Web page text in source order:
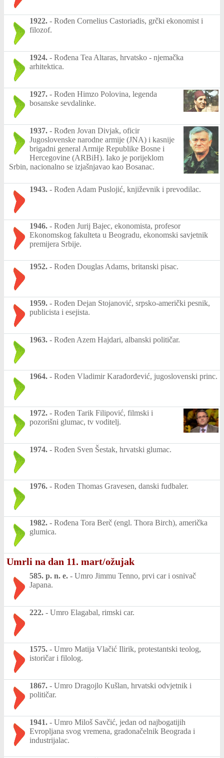
1922. - Rođen Cornelius Castoriadis, grčki ekonomist i
filozof.
1924. - Rođena Tea Altaras, hrvatsko - njemačka
arhitektica.
1927. - Rođen Himzo Polovina, legenda
bosanske sevdalinke.
1937. - Rođen Jovan Divjak, oficir
Jugoslovenske narodne armije (JNA) i kasnije
brigadni general Armije Republike Bosne i
Hercegovine (ARBiH). Iako je porijeklom
Srbin, nacionalno se izjašnjavao kao Bosanac.
1943. - Rođen Adam Puslojić, književnik i prevodilac.
1946. - Rođen Jurij Bajec, ekonomista, profesor
Ekonomskog fakulteta u Beogradu, ekonomski savjetnik
premijera Srbije.
1952. - Rođen Douglas Adams, britanski pisac.
1959. - Rođen Dejan Stojanović, srpsko-američki pesnik,
publicista i esejista.
1963. - Rođen Azem Hajdari, albanski političar.
1964. - Rođen Vladimir Karađorđević, jugoslovenski princ.
1972. - Rođen Tarik Filipović, filmski i
pozorišni glumac, tv voditelj.
1974. - Rođen Sven Šestak, hrvatski glumac.
1976. - Rođen Thomas Gravesen, danski fudbaler.
1982. - Rođena Tora Berč (engl. Thora Birch), američka
glumica.
Umrli na dan 11. mart/ožujak
585. p. n. e. - Umro Jimmu Tenno, prvi car i osnivač
Japana.
222. - Umro Elagabal, rimski car.
1575. - Umro Matija Vlačić Ilirik, protestantski teolog,
istoričar i filolog.
1867. - Umro Dragojlo Kušlan, hrvatski odvjetnik i
političar.
1941. - Umro Miloš Savčić, jedan od najbogatijih
Evropljana svog vremena, gradonačelnik Beograda i
industrijalac.